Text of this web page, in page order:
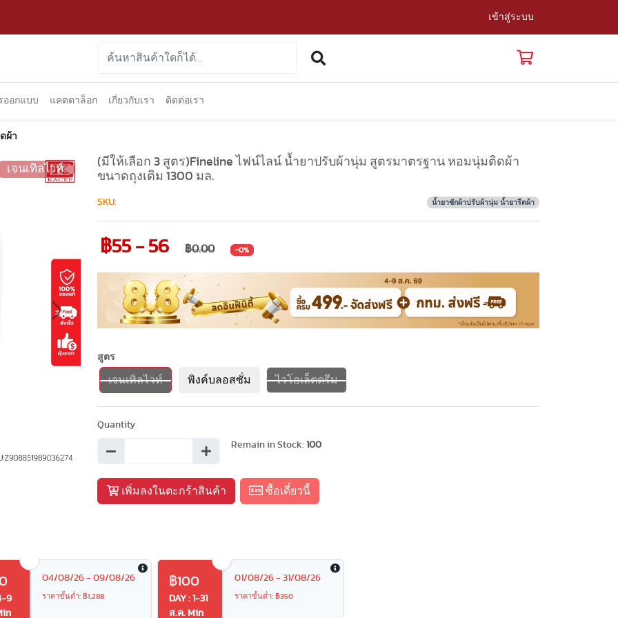
เข้าสู่ระบบ
ออกแบบ แคตตาล็อก เกี่ยวกับเรา ติดต่อเรา
ผ้า
เจนเทิลไวท์
Next
(มีให้เลือก 3 สูตร)Fineline ไฟน์ไลน์ น้ำยาปรับผ้านุ่ม สูตรมาตรฐาน หอมนุ่มติดผ้า
ขนาดถุงเติม 1300 มล.
SKU: น้ำยาซักผ้าปรับผ้านุ่ม น้ำยารีดผ้า
฿55 - 56 ฿0.00 -0%
สูตร
เจนเทิลไวท์ พิงค์บลอสซั่ม ไวโอเล็ตดรีม
Quantity
Remain in Stock: 100
เพิ่มลงในตะกร้าสินค้า ซื้อเดี๋ยวนี้
9
04/08/26 - 09/08/26
ราคาขั้นต่ำ: ฿1,288
฿100
DAY : 1-31
ส.ค. Min
01/08/26 - 31/08/26
ราคาขั้นต่ำ: ฿350